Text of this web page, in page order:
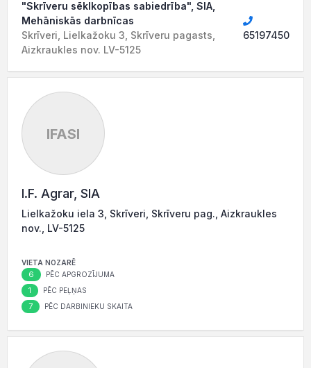
"Skrīveru sēklkopības sabiedrība", SIA,
Mehāniskās darbnīcas
Skrīveri, Lielkažoku 3, Skrīveru pagasts,
Aizkraukles nov. LV-5125
65197450
IFASI
I.F. Agrar, SIA
Lielkažoku iela 3, Skrīveri, Skrīveru pag., Aizkraukles
nov., LV-5125
VIETA NOZARĒ
6 PĒC APGROZĪJUMA
1 PĒC PEĻŅAS
7 PĒC DARBINIEKU SKAITA